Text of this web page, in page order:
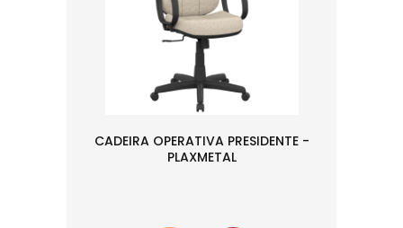
CADEIRA OPERATIVA PRESIDENTE -
PLAXMETAL